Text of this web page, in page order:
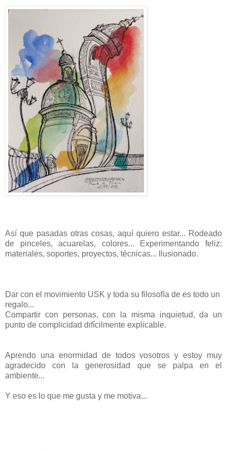
Así que pasadas otras cosas, aquí quiero estar... Rodeado
de pinceles, acuarelas, colores... Experimentando feliz:
materiales, soportes, proyectos, técnicas... Ilusionado.
Dar con el movimiento USK y toda su filosofía de es todo un
regalo...
Compartir con personas, con la misma inquietud, da un
punto de complicidad difícilmente explicable.
Aprendo una enormidad de todos vosotros y estoy muy
agradecido con la generosidad que se palpa en el
ambiente...
Y eso es lo que me gusta y me motiva...